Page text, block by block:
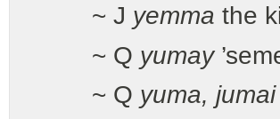
~ J yemma the
~ Q yumay
~ Q yuma, jumai